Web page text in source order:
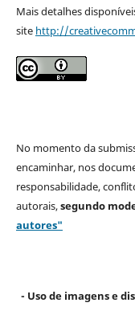
Mais detalhes
site http://
No momento da
encaminhar, nos
responsabilidade,
autorais,segundo
autores"
- Uso de imagens e